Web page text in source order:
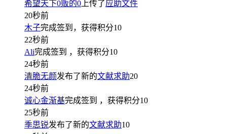
希望天下0贩的0 上传了应助文件
20秒前
木子完成签到，获得积分10
22秒前
Ali完成签到 ，获得积分10
24秒前
清脆无颜发布了新的文献求助20
24秒前
诚心金渐基完成签到 ，获得积分10
25秒前
季思锐发布了新的文献求助10